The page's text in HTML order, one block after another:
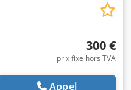
300 €
prix fixe hors TVA
Appel